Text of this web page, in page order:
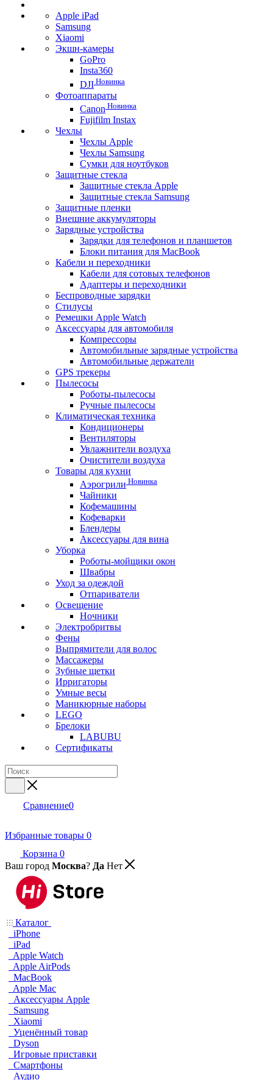
Apple iPad
Samsung
Xiaomi
Экшн-камеры
GoPro
Insta360
DJI Новинка
Фотоаппараты
Canon Новинка
Fujifilm Instax
Чехлы
Чехлы Apple
Чехлы Samsung
Сумки для ноутбуков
Защитные стекла
Защитные стекла Apple
Защитные стекла Samsung
Защитные пленки
Внешние аккумуляторы
Зарядные устройства
Зарядки для телефонов и планшетов
Блоки питания для MacBook
Кабели и переходники
Кабели для сотовых телефонов
Адаптеры и переходники
Беспроводные зарядки
Стилусы
Ремешки Apple Watch
Аксессуары для автомобиля
Компрессоры
Автомобильные зарядные устройства
Автомобильные держатели
GPS трекеры
Пылесосы
Роботы-пылесосы
Ручные пылесосы
Климатическая техника
Кондиционеры
Вентиляторы
Увлажнители воздуха
Очистители воздуха
Товары для кухни
Аэрогрили Новинка
Чайники
Кофемашины
Кофеварки
Блендеры
Аксессуары для вина
Уборка
Роботы-мойщики окон
Швабры
Уход за одеждой
Отпариватели
Освещение
Ночники
Электробритвы
Фены
Выпрямители для волос
Массажеры
Зубные щетки
Ирригаторы
Умные весы
Маникюрные наборы
LEGO
Брелоки
LABUBU
Сертификаты
Сравнение0
Избранные товары 0
Корзина 0
Ваш город Москва? Да Нет
Каталог
iPhone
iPad
Apple Watch
Apple AirPods
MacBook
Apple Mac
Аксессуары Apple
Samsung
Xiaomi
Уценённый товар
Dyson
Игровые приставки
Смартфоны
Аудио